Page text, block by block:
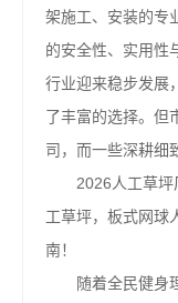
架施工、安装的专
的安全性、实用性
行业迎来稳步发展
了丰富的选择。但
司，而一些深耕细
2026人工草坪厂
工草坪，板式网球
南！
随着全民健身理